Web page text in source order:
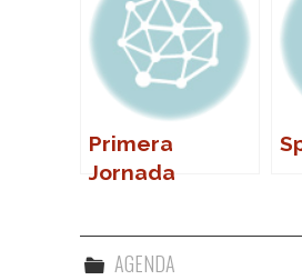
Primera
Jornada
2011: Julio de la
RosaAGENDA